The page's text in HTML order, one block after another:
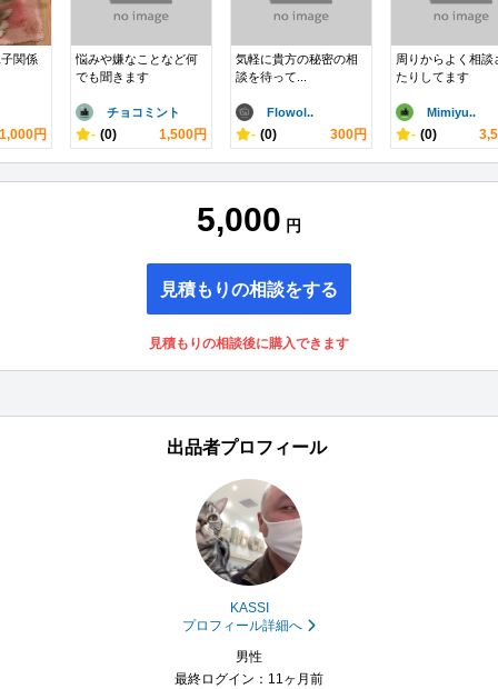
関係
1,000円
悩みや嫌なことなど何
でも聞きます
チョコミント
- (0) 1,500円
気軽に貴方の秘密の相
談を待って...
Flowol..
- (0) 300円
周りからよく相談
たりしてます
Mimiyu..
- (0)
5,000 円
見積もりの相談をする
見積もりの相談後に購入できます
出品者プロフィール
KASSI
プロフィール詳細へ
男性
最終ログイン：11ヶ月前